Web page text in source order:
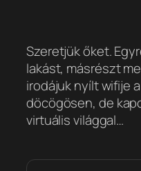
Szeretjük őket.
lakást, másrészt
irodájuk nyílt wifije
döcögösen, de
virtuális világgal…